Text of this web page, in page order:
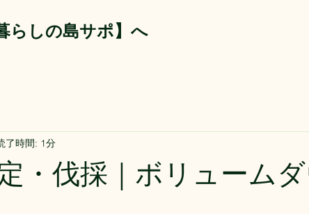
らしの島サポ】へ
・伐採｜ボリューム
了時間: 1分